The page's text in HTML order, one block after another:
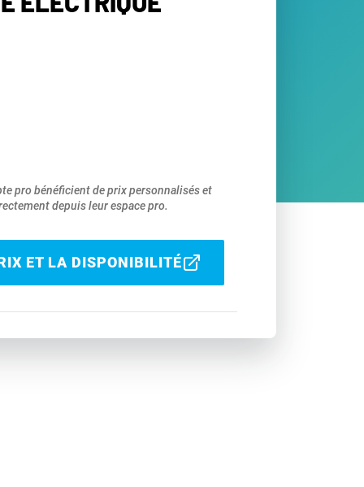
pro bénéficient de prix personnalisés et
depuis leur espace pro.
ET LA DISPONIBILITÉ